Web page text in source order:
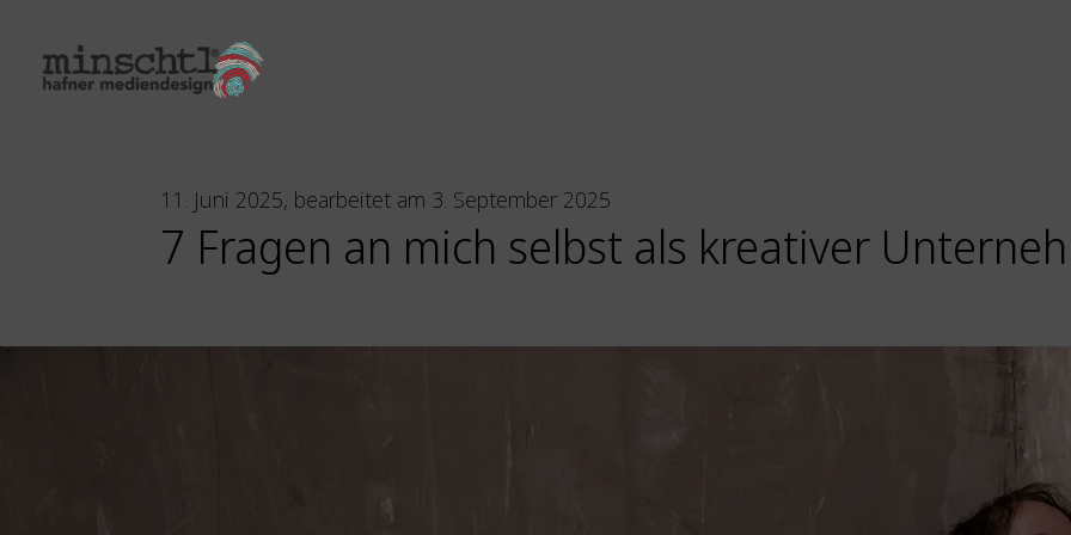
11. Juni 2025, bearbeitet am 3. September 2025
7 Fragen an mich selbst als kreativer